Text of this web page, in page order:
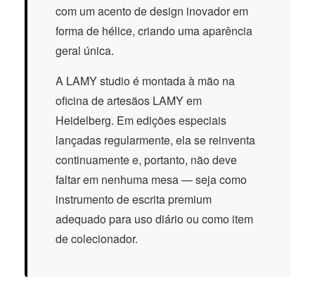
com um acento de design inovador em
forma de hélice, criando uma aparência
geral única.
A LAMY studio é montada à mão na
oficina de artesãos LAMY em
Heidelberg. Em edições especiais
lançadas regularmente, ela se reinventa
continuamente e, portanto, não deve
faltar em nenhuma mesa — seja como
instrumento de escrita premium
adequado para uso diário ou como item
de colecionador.